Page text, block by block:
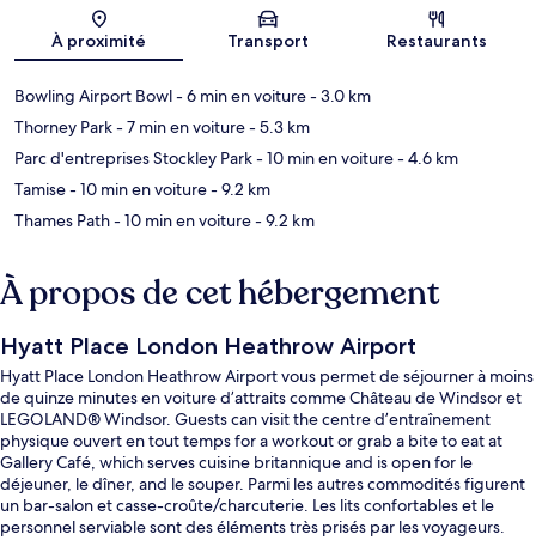
Carte
À proximité Transport Restaurants
Bowling Airport Bowl- 6 min en voiture- 3.0 km
Thorney Park- 7 min en voiture- 5.3 km
Parc d'entreprises Stockley Park- 10 min en voiture- 4.6 km
Tamise- 10 min en voiture- 9.2 km
Thames Path- 10 min en voiture- 9.2 km
À propos de cet hébergement
Hyatt Place London Heathrow Airport
Hyatt Place London Heathrow Airport vous permet de séjourner à moins
de quinze minutes en voiture d’attraits comme Château de Windsor et
LEGOLAND® Windsor. Guests can visit the centre d’entraînement
physique ouvert en tout temps for a workout or grab a bite to eat at
Gallery Café, which serves cuisine britannique and is open for le
déjeuner, le dîner, and le souper. Parmi les autres commodités figurent
un bar-salon et casse-croûte/charcuterie. Les lits confortables et le
personnel serviable sont des éléments très prisés par les voyageurs.